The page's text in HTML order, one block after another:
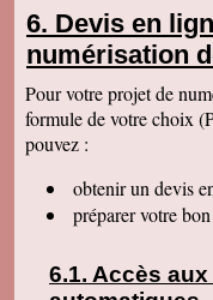
Merci.
Bernard D
Hervé L
J'ai bien reçu
Christophe M.
Nous avons
Nous sommes
ce passé, ces
Devis en
numérisation
Pour votre projet de
formule de votre choix
pouvez :
obtenir un devis
préparer votre
Accès